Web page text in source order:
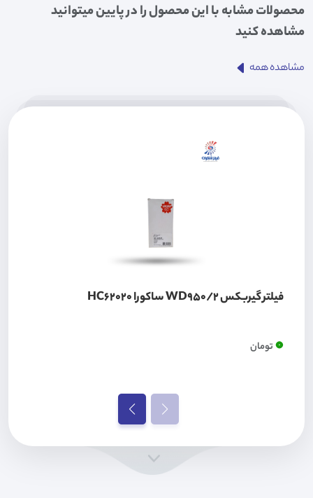
محصولات مشابه با این محصول را در پایین میتوانید
مشاهده کنید
مشاهده همه
فیلتر گیربکس WD950/2 ساکورا HC62020
0تومان